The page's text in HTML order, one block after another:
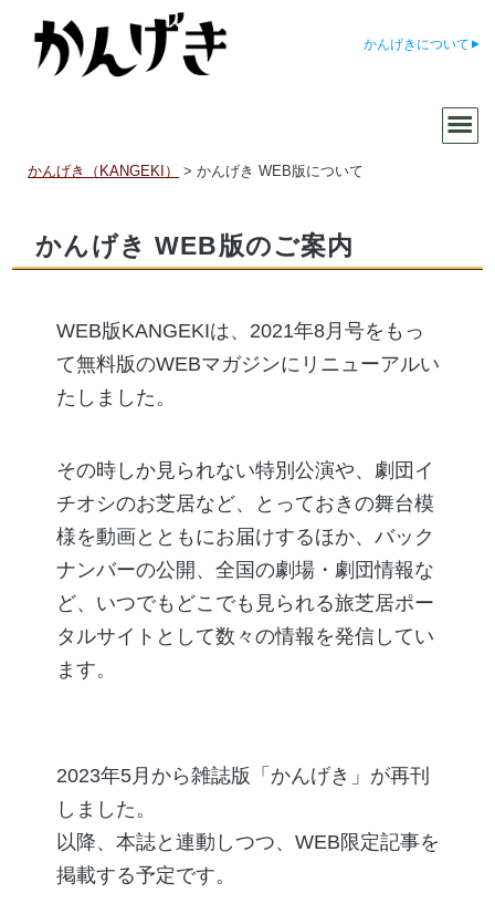
かんげきについて
かんげき（KANGEKI） >かんげき WEB版について
かんげき WEB版のご案内
WEB版KANGEKIは、2021年8月号をもっ
て無料版のWEBマガジンにリニューアルい
たしました。
その時しか見られない特別公演や、劇団イ
チオシのお芝居など、とっておきの舞台模
様を動画とともにお届けするほか、バック
ナンバーの公開、全国の劇場・劇団情報な
ど、いつでもどこでも見られる旅芝居ポー
タルサイトとして数々の情報を発信してい
ます。
2023年5月から雑誌版「かんげき」が再刊
しました。
以降、本誌と連動しつつ、WEB限定記事を
掲載する予定です。